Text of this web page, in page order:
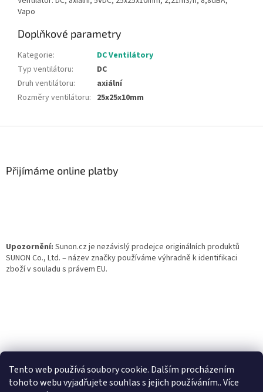
Tento web používá soubory cookie. Dalším procházením
tohoto webu vyjadřujete souhlas s jejich používáním.. Více
Vapo
Doplňkové parametry
Kategorie:
DC Ventilátory
Typ ventilátoru:
DC
Druh ventilátoru:
axiální
Rozměry ventilátoru: 25x25x10mm
Přijímáme online platby
Upozornění: Sunon.cz je nezávislý prodejce originálních produktů
SUNON Co., Ltd. – název značky používáme výhradně k identifikaci
zboží v souladu s právem EU.